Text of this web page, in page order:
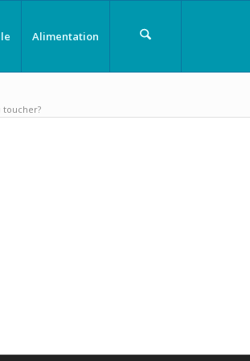
Alimentation
toucher?